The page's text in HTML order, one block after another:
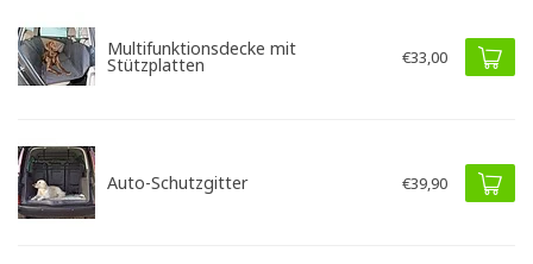
Multifunktionsdecke mit
Stützplatten €33,00
Auto-Schutzgitter €39,90